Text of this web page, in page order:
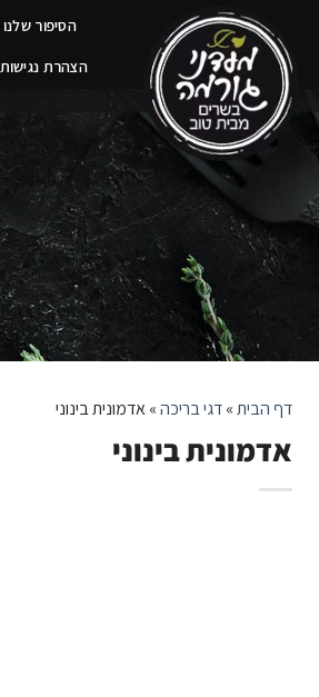
הסיפור שלנו
הצהרת נגישות
דף הבית»דגי בריכה»אדמונית בינוני
אדמונית בינוני